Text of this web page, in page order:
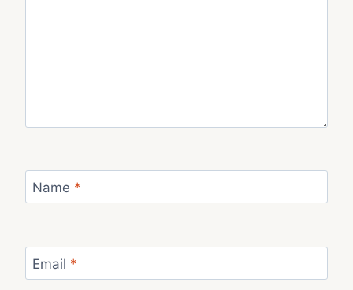
Name *
Email *